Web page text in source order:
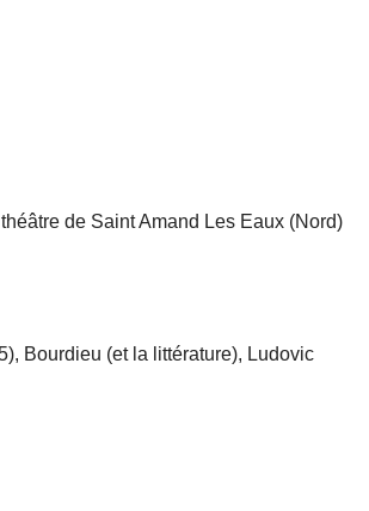
de Saint Amand Les Eaux (Nord)
Bourdieu (et la littérature), Ludovic